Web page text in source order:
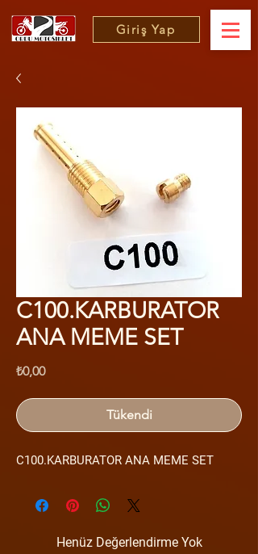
Giriş Yap
C100.KARBURATOR
ANA MEME SET
₺0,00Fiyat
Tükendi
C100.KARBURATOR ANA MEME SET
Henüz Değerlendirme Yok